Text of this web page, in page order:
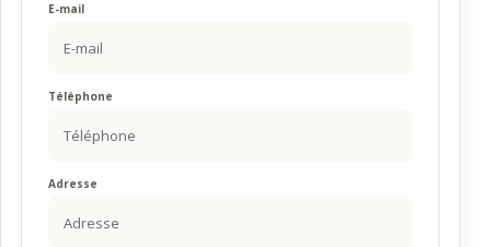
E-mail
Téléphone
Adresse